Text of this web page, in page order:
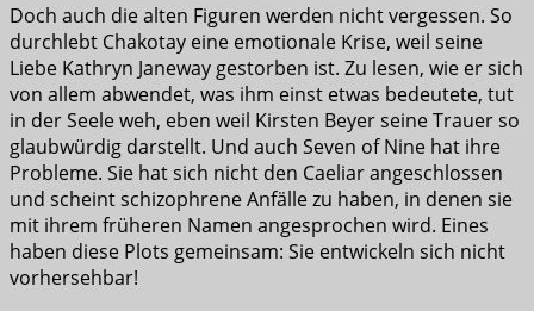
Doch auch die alten Figuren werden nicht vergessen. So
durchlebt Chakotay eine emotionale Krise, weil seine
Liebe Kathryn Janeway gestorben ist. Zu lesen, wie er sich
von allem abwendet, was ihm einst etwas bedeutete, tut
in der Seele weh, eben weil Kirsten Beyer seine Trauer so
glaubwürdig darstellt. Und auch Seven of Nine hat ihre
Probleme. Sie hat sich nicht den Caeliar angeschlossen
und scheint schizophrene Anfälle zu haben, in denen sie
mit ihrem früheren Namen angesprochen wird. Eines
haben diese Plots gemeinsam: Sie entwickeln sich nicht
vorhersehbar!